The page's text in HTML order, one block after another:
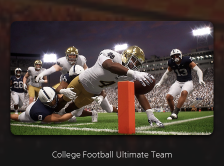
College Football Ultimate Team